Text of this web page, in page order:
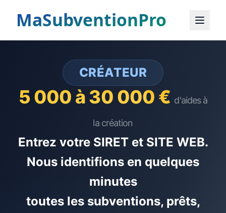
CRÉATEUR
5 000 à 30 000 € d'aides à
la création
ARTISAN · TPE
3 000 à 18 000 € d'aides
accessibles
Estimations basées sur les dispositifs actifs
Entrez votre SIRET et SITE WEB.
Nous identifions en quelques
minutes
toutes les subventions, prêts,